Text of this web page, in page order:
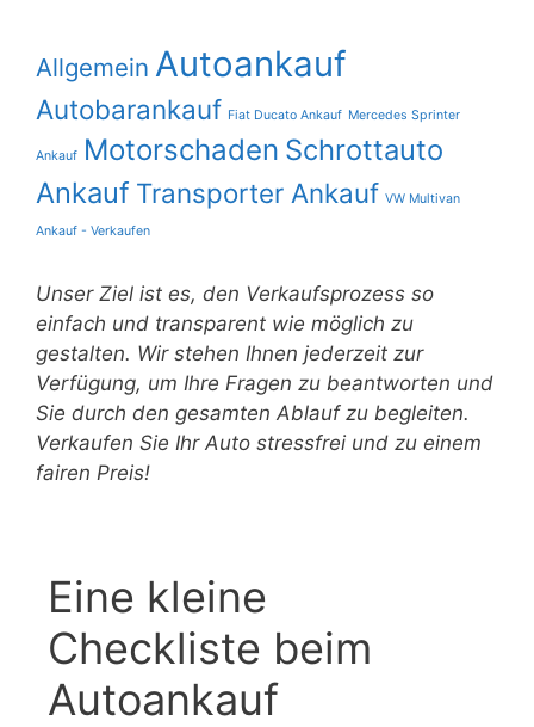
Allgemein Autoankauf
Autobarankauf Fiat Ducato Ankauf Mercedes Sprinter
Ankauf Motorschaden Schrottauto
Ankauf Transporter Ankauf VW Multivan
Ankauf - Verkaufen
Unser Ziel ist es, den Verkaufsprozess so
einfach und transparent wie möglich zu
gestalten. Wir stehen Ihnen jederzeit zur
Verfügung, um Ihre Fragen zu beantworten und
Sie durch den gesamten Ablauf zu begleiten.
Verkaufen Sie Ihr Auto stressfrei und zu einem
fairen Preis!
Eine kleine
Checkliste beim
Autoankauf